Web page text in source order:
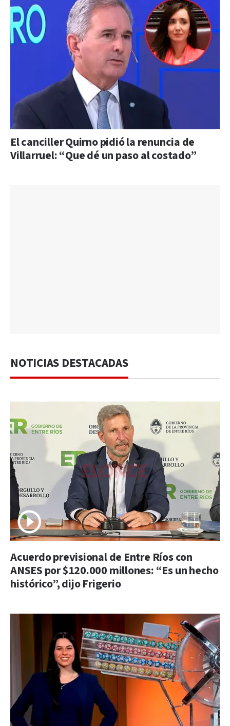
El canciller Quirno pidió la renuncia de
Villarruel: “Que dé un paso al costado”
NOTICIAS DESTACADAS
Acuerdo previsional de Entre Ríos con
ANSES por $120.000 millones: “Es un hecho
histórico”, dijo Frigerio